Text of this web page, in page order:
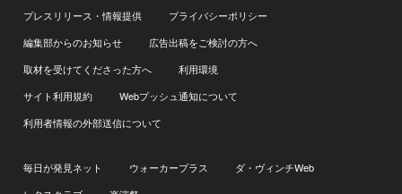
プレスリリース・情報提供
プライバシーポリシー
編集部からのお知らせ
広告出稿をご検討の方へ
取材を受けてくださった方へ
利用環境
サイト利用規約
Webプッシュ通知について
利用者情報の外部送信について
毎日が発見ネット ウォーカープラス
ダ・ヴィンチWeb